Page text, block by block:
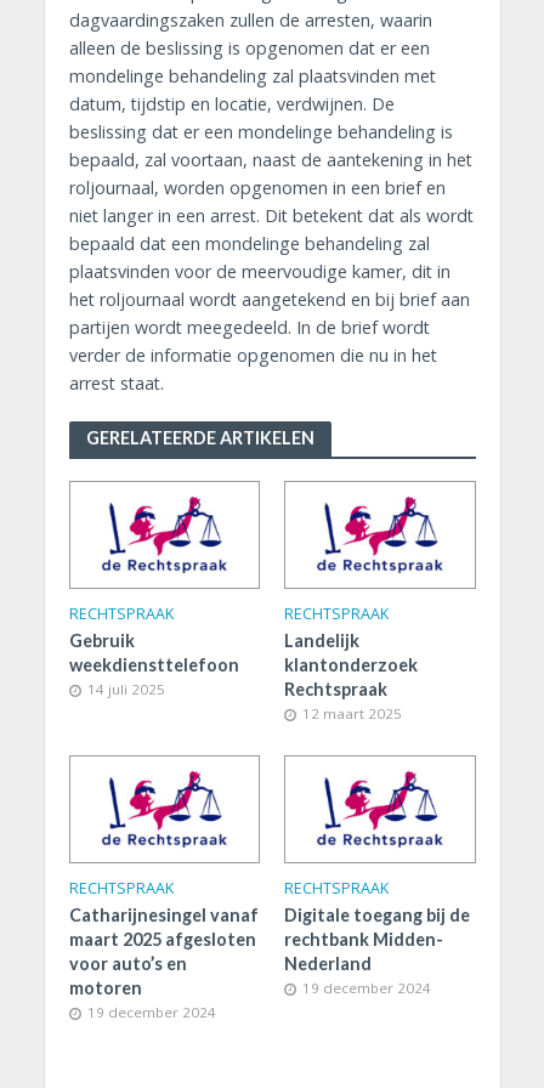
dagvaardingszaken zullen de arresten, waarin
alleen de beslissing is opgenomen dat er een
mondelinge behandeling zal plaatsvinden met
datum, tijdstip en locatie, verdwijnen. De
beslissing dat er een mondelinge behandeling is
bepaald, zal voortaan, naast de aantekening in het
roljournaal, worden opgenomen in een brief en
niet langer in een arrest. Dit betekent dat als wordt
bepaald dat een mondelinge behandeling zal
plaatsvinden voor de meervoudige kamer, dit in
het roljournaal wordt aangetekend en bij brief aan
partijen wordt meegedeeld. In de brief wordt
verder de informatie opgenomen die nu in het
arrest staat.
GERELATEERDE ARTIKELEN
RECHTSPRAAK
Gebruik
weekdiensttelefoon
14 juli 2025
RECHTSPRAAK
Landelijk
klantonderzoek
Rechtspraak
12 maart 2025
RECHTSPRAAK
Catharijnesingel vanaf
maart 2025 afgesloten
voor auto’s en
motoren
19 december 2024
RECHTSPRAAK
Digitale toegang bij de
rechtbank Midden-
Nederland
19 december 2024